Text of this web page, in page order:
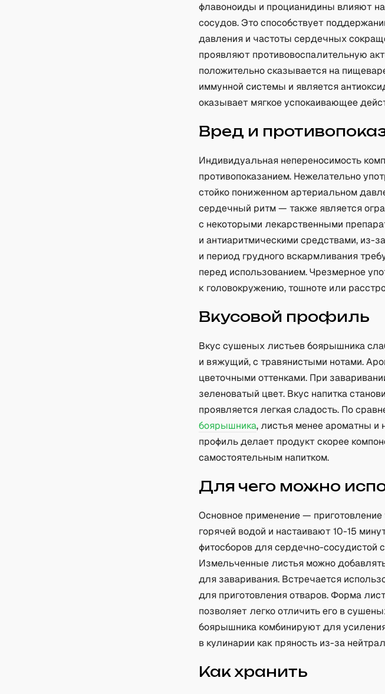
флавоноиды и процианидины влияют
сосудов. Это способствует
давления и частоты сердечных
проявляют противовоспалительную
положительно сказывается на
иммунной системы и является
оказывает мягкое успокаивающее
Вред и
Индивидуальная непереносимость
противопоказанием. Нежелательно
стойко пониженном артериальном
сердечный ритм — также является
с некоторыми лекарственными
и антиаритмическими средствами, из-
и период грудного вскармливания
перед использованием. Чрезмерное
к головокружению, тошноте или
Вкусовой профиль
Вкус сушеных листьев боярышника
и вяжущий, с травянистыми нотами.
цветочными оттенками. При
зеленоватый цвет. Вкус напитка
проявляется легкая сладость. По
боярышника, листья менее ароматны и
профиль делает продукт скорее
самостоятельным напитком.
Для чего можно
Основное применение —
горячей водой и настаивают 10-15
фитосборов для сердечно-сосудистой
Измельченные листья можно
для заваривания. Встречается
для приготовления отваров. Форма
позволяет легко отличить его в
боярышника комбинируют для
в кулинарии как пряность из-за
Как хранить